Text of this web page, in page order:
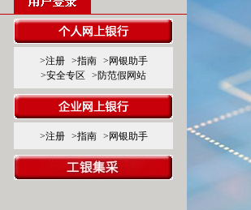
>注册 >指南
>网银助手
>安全专区
>防范假网站
>注册 >指南 >网银助手